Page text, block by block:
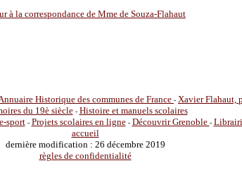
à la correspondance de Mme de Souza-Flahaut
Historique des communes de France - Xavier Flahaut,
du 19è siècle- Histoire et manuels scolaires
sport- Projets scolaires en ligne- Découvrir Grenoble -
accueil
dernière modification : 26 décembre 2019
règles de confidentialité